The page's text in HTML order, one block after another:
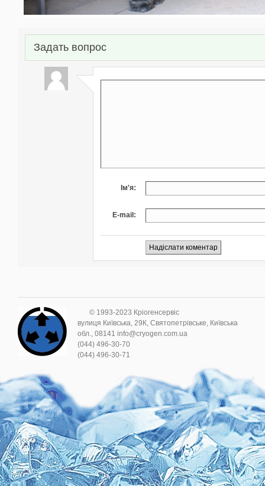
Задать вопрос
Ім'я:
E-mail:
© 1993-2023 Кріогенсервіс
вулиця Київська, 29К, Святопетрівське, Київська
обл., 08141 info@cryogen.com.ua
(044) 496-30-70
(044) 496-30-71